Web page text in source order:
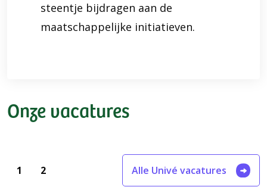
steentje bijdragen aan de
maatschappelijke initiatieven.
Onze vacatures
1 2 Alle Univé vacatures